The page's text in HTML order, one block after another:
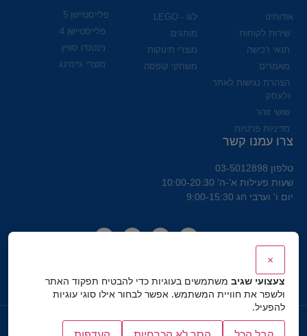
אודותינו
שירות לקוחות
תנאי רכישה
מאמרים
הצהרת נגישות לאתר
ולעסק
שושי זוהר
מדיניות פרטיות
לגו - LEGO
מותגים
מוצרי תינוקות
משחקי קופסה
פלייסטיישן 5
פלייסטיישן 4
נינטנדו סוויץ
מוצרי גיימינג
צרו עמנו קשר
טלפון 03-5012898
שעות פעילות א’-ה’ 10:00-20:30
יום ו' וערבי חג 9:00-15:30
כל הזכויות שמורות לצעצועי שגיב
×
צעצועי שגיב משתמשים בעוגיות כדי להבטיח תפקוד האתר
ולשפר את חוויית המשתמש. אפשר לבחור אילו סוגי עוגיות
להפעיל.